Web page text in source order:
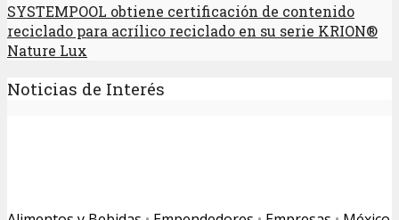
SYSTEMPOOL obtiene certificación de contenido
reciclado para acrílico reciclado en su serie KRION®
Nature Lux
Noticias de Interés